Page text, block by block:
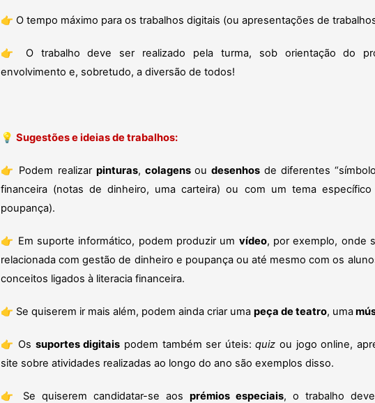
👉 O tempo máximo para os trabalhos digitais (ou apresentações de
👉 O trabalho deve ser realizado pela turma, sob orientação do
envolvimento e, sobretudo, a diversão de todos!
💡 Sugestões e ideias de trabalhos:
👉 Podem realizar pinturas,colagensou desenhosde diferentes
financeira (notas de dinheiro, uma carteira) ou com um tema
poupança).
👉 Em suporte informático, podem produzir um vídeo, por exemplo, onde
relacionada com gestão de dinheiro e poupança ou até mesmo com os
conceitos ligados à literacia financeira.
👉 Se quiserem ir mais além, podem ainda criar uma peça de teatro, uma
👉Os suportes digitais podem também ser úteis:quiz ou jogo online,
site sobre atividades realizadas ao longo do ano são exemplos disso.
👉 Se quiserem candidatar-se aos prémios especiais, o trabalho